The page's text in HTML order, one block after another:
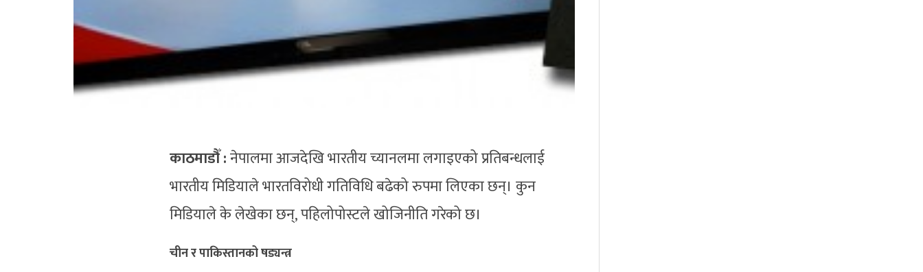
काठमाडौँ :नेपालमा आजदेखि भारतीय च्यानलमा लगाइएको प्रतिबन्धलाई
भारतीय मिडियाले भारतविरोधी गतिविधि बढेको रुपमा लिएका छन्। कुन
मिडियाले के लेखेका छन्, पहिलोपोस्टले खोजिनीति गरेको छ।
चीन र पाकिस्तानको षड्यन्त्र